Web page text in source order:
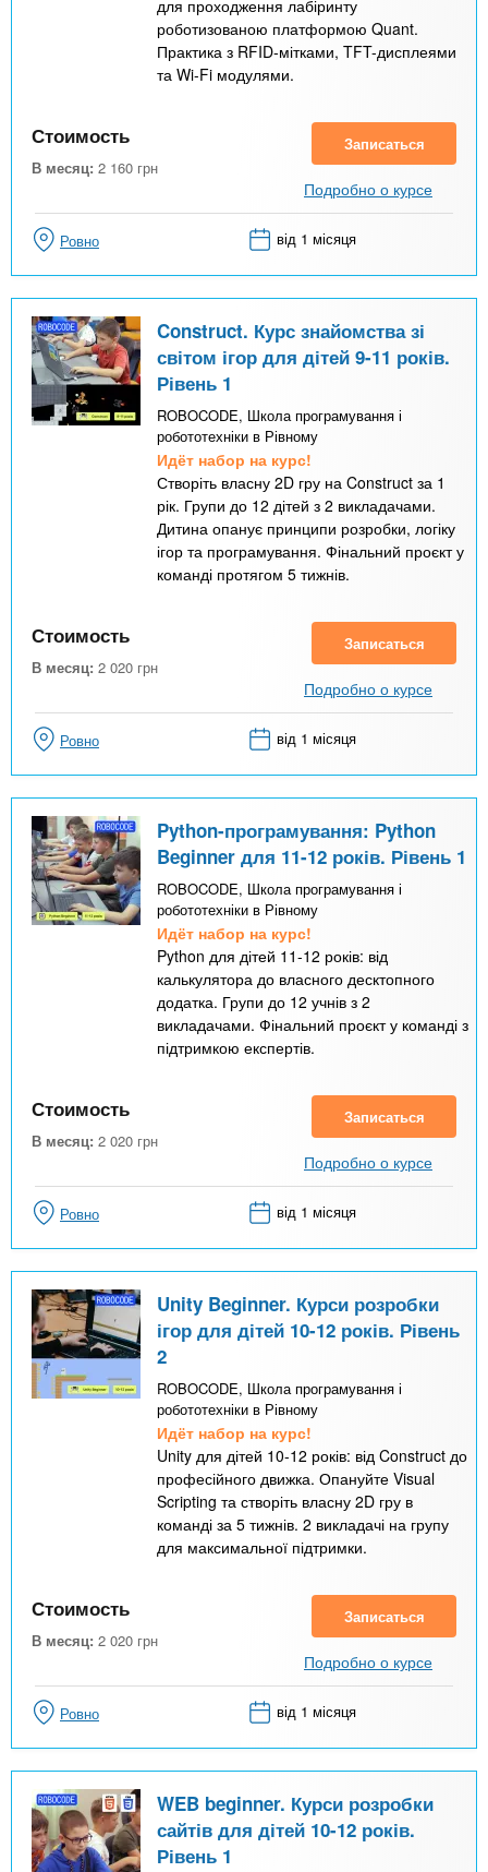
для проходження лабіринту
роботизованою платформою Quant.
Практика з RFID-мітками, TFT-дисплеями
та Wi-Fi модулями.
Стоимость
В месяц: 2 160 грн
Записаться
Подробно о курсе
Ровно від 1 місяця
Construct. Курс знайомства зі
світом ігор для дітей 9-11 років.
Рівень 1
ROBOCODE, Школа програмування і
робототехніки в Рівному
Идёт набор на курс!
Створіть власну 2D гру на Construct за 1
рік. Групи до 12 дітей з 2 викладачами.
Дитина опанує принципи розробки, логіку
ігор та програмування. Фінальний проєкт у
команді протягом 5 тижнів.
Стоимость
В месяц: 2 020 грн
Записаться
Подробно о курсе
Ровно від 1 місяця
Python-програмування: Python
Beginner для 11-12 років. Рівень 1
ROBOCODE, Школа програмування і
робототехніки в Рівному
Идёт набор на курс!
Python для дітей 11-12 років: від
калькулятора до власного десктопного
додатка. Групи до 12 учнів з 2
викладачами. Фінальний проєкт у команді з
підтримкою експертів.
Стоимость
В месяц: 2 020 грн
Записаться
Подробно о курсе
Ровно від 1 місяця
Unity Beginner. Курси розробки
ігор для дітей 10-12 років. Рівень
2
ROBOCODE, Школа програмування і
робототехніки в Рівному
Идёт набор на курс!
Unity для дітей 10-12 років: від Construct до
професійного движка. Опануйте Visual
Scripting та створіть власну 2D гру в
команді за 5 тижнів. 2 викладачі на групу
для максимальної підтримки.
Стоимость
В месяц: 2 020 грн
Записаться
Подробно о курсе
Ровно від 1 місяця
WEB beginner. Курси розробки
сайтів для дітей 10-12 років.
Рівень 1